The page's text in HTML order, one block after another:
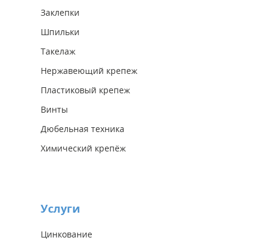
Заклепки
Шпильки
Такелаж
Нержавеющий крепеж
Пластиковый крепеж
Винты
Дюбельная техника
Химический крепёж
Услуги
Цинкование